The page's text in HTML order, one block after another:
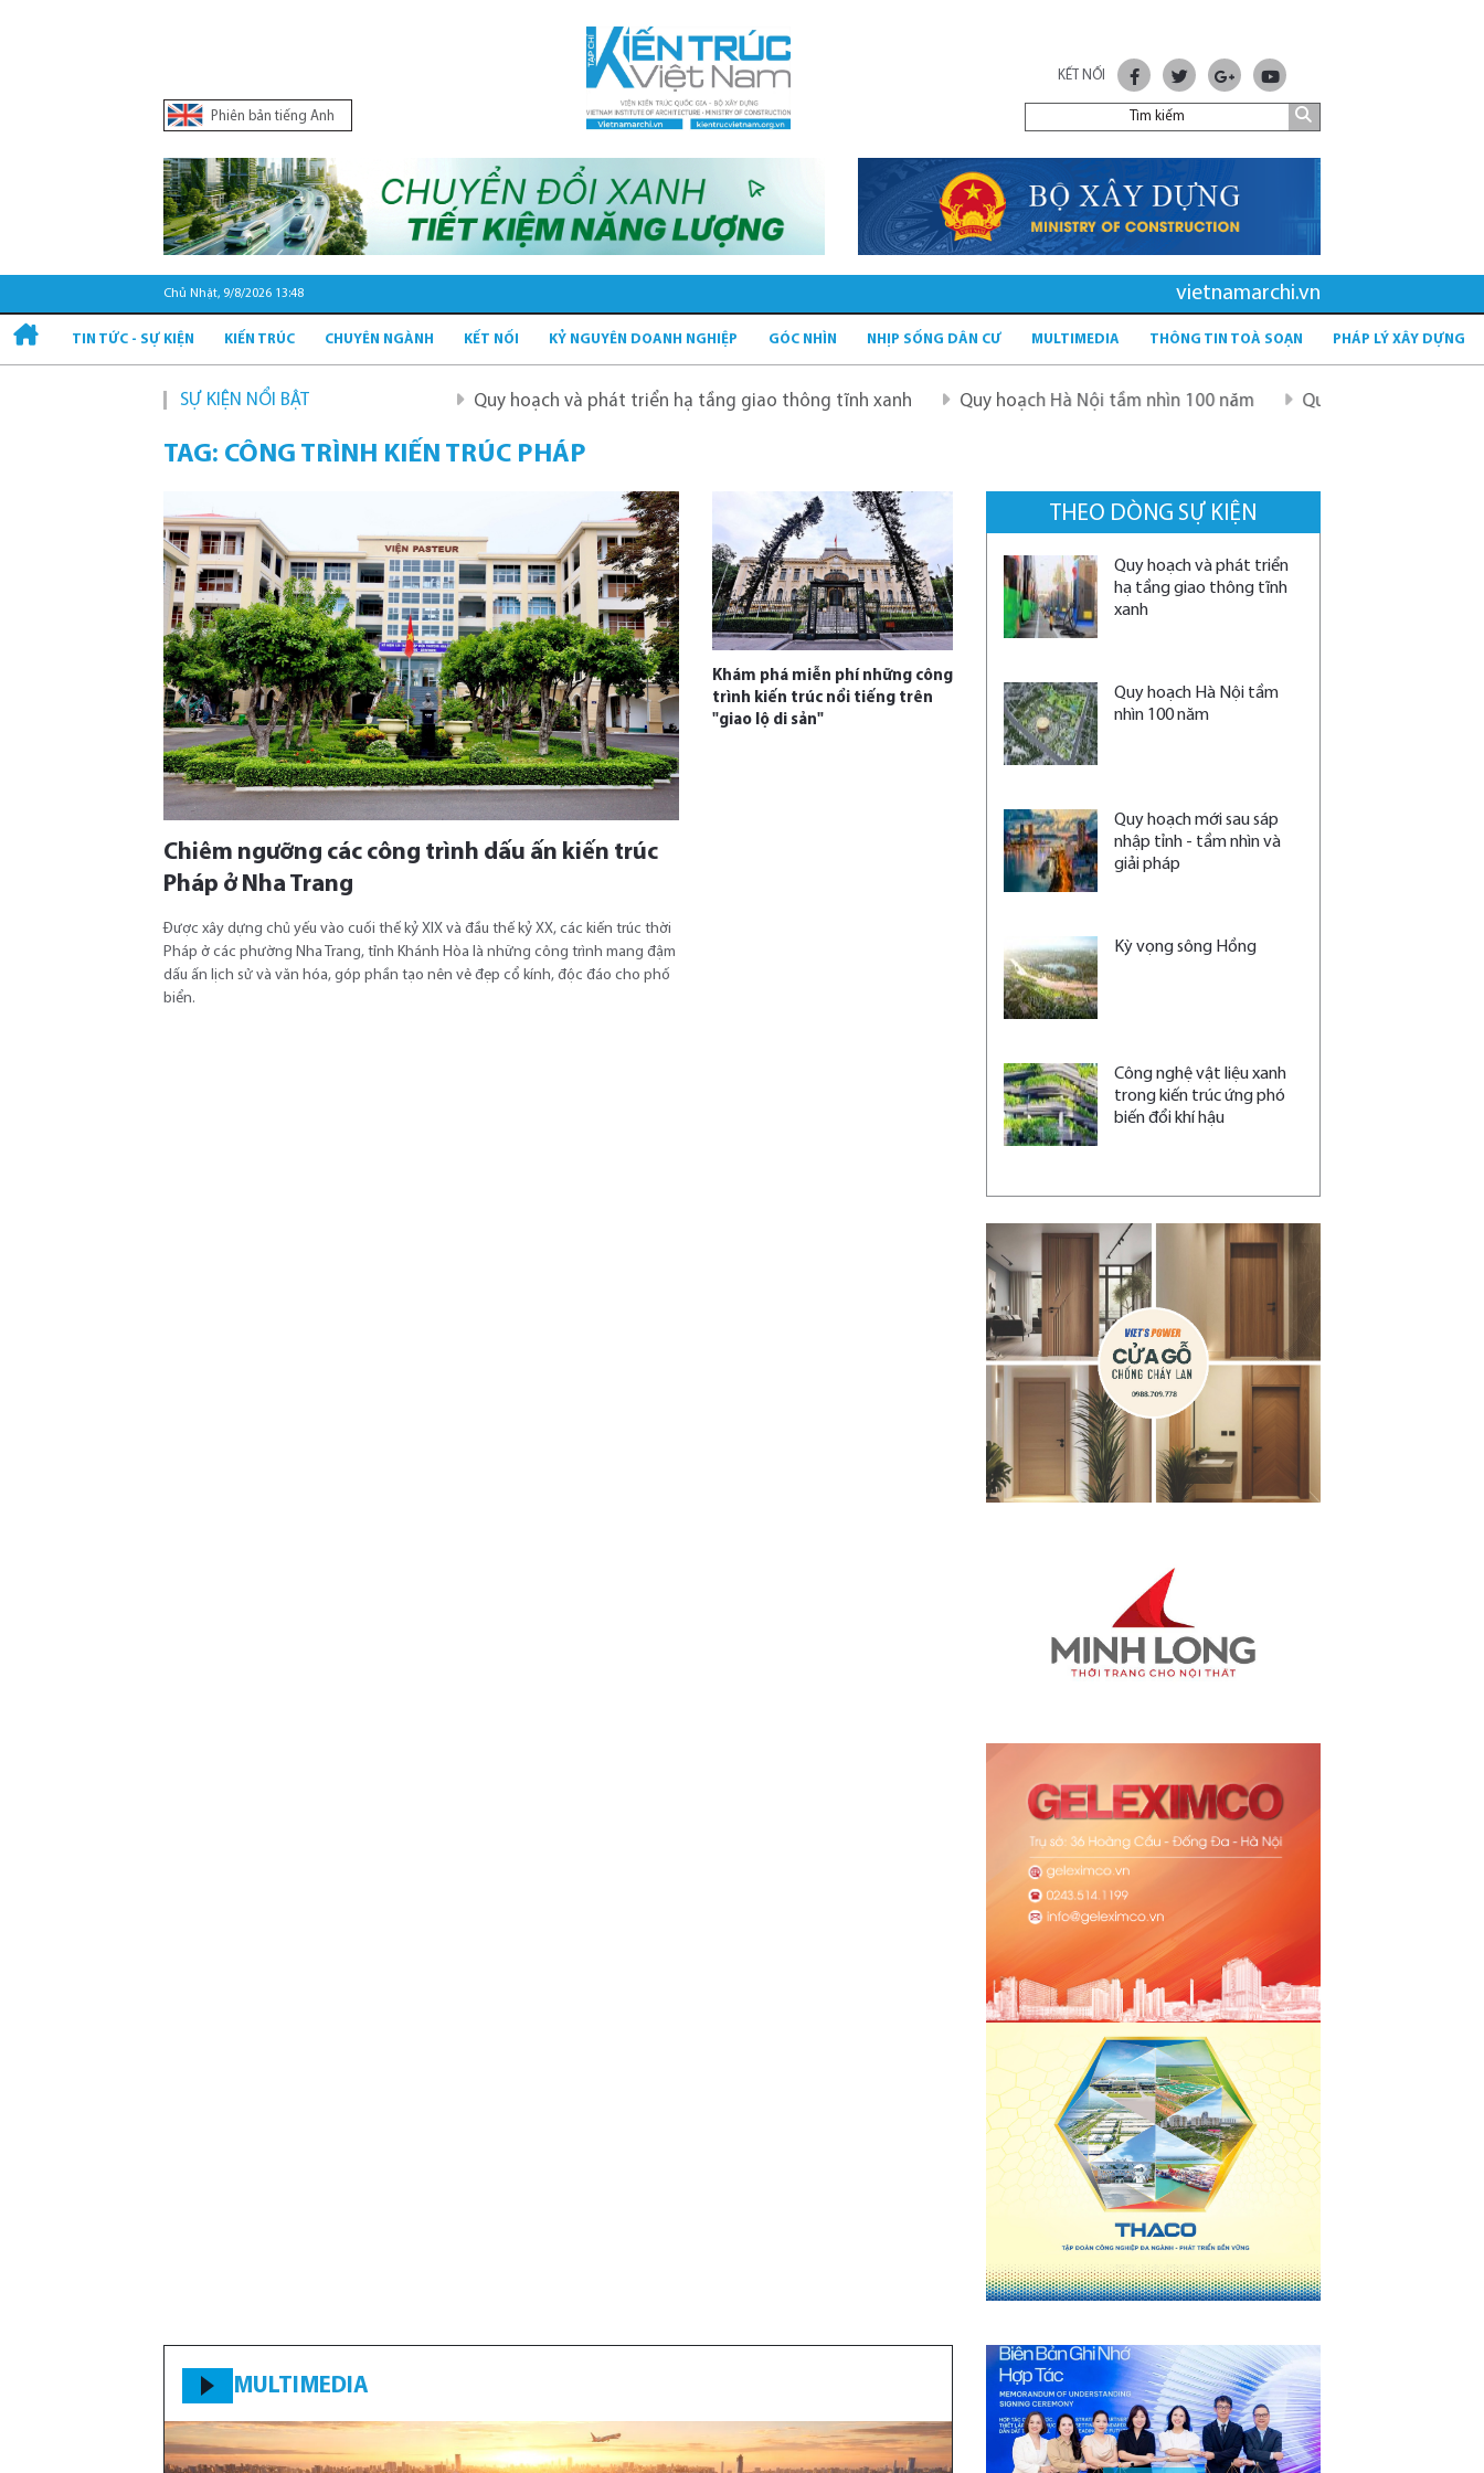
Phiên bản tiếng Anh
KẾT NỐI
Chủ Nhật, 9/8/2026 13:48 vietnamarchi.vn
TIN TỨC - SỰ KIỆN KIẾN TRÚC CHUYÊN NGÀNH KẾT NỐI KỶ NGUYÊN DOANH NGHIỆP GÓC NHÌN NHỊP SỐNG DÂN CƯ MULTIMEDIA THÔNG TIN TOÀ SOẠN PHÁP LÝ XÂY DỰNG
SỰ KIỆN NỔI BẬT Quy hoạch và phát triển hạ tầng giao thông tĩnh xanh Quy hoạch Hà Nội tầm nhìn 100 năm Quy hoạch mới sau sáp nhập
TAG: CÔNG TRÌNH KIẾN TRÚC PHÁP
Chiêm ngưỡng các công trình dấu ấn kiến trúc
Pháp ở Nha Trang
Được xây dựng chủ yếu vào cuối thế kỷ XIX và đầu thế kỷ XX, các kiến trúc thời
Pháp ở các phường Nha Trang, tỉnh Khánh Hòa là những công trình mang đậm
dấu ấn lịch sử và văn hóa, góp phần tạo nên vẻ đẹp cổ kính, độc đáo cho phố
biển.
Khám phá miễn phí những công
trình kiến trúc nổi tiếng trên
"giao lộ di sản"
THEO DÒNG SỰ KIỆN
Quy hoạch và phát triển
hạ tầng giao thông tĩnh
xanh
Quy hoạch Hà Nội tầm
nhìn 100 năm
Quy hoạch mới sau sáp
nhập tỉnh - tầm nhìn và
giải pháp
Kỳ vọng sông Hồng
Công nghệ vật liệu xanh
trong kiến trúc ứng phó
biến đổi khí hậu
MULTIMEDIA